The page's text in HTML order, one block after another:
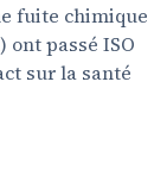
fuite chimique
passé ISO
sur la santé